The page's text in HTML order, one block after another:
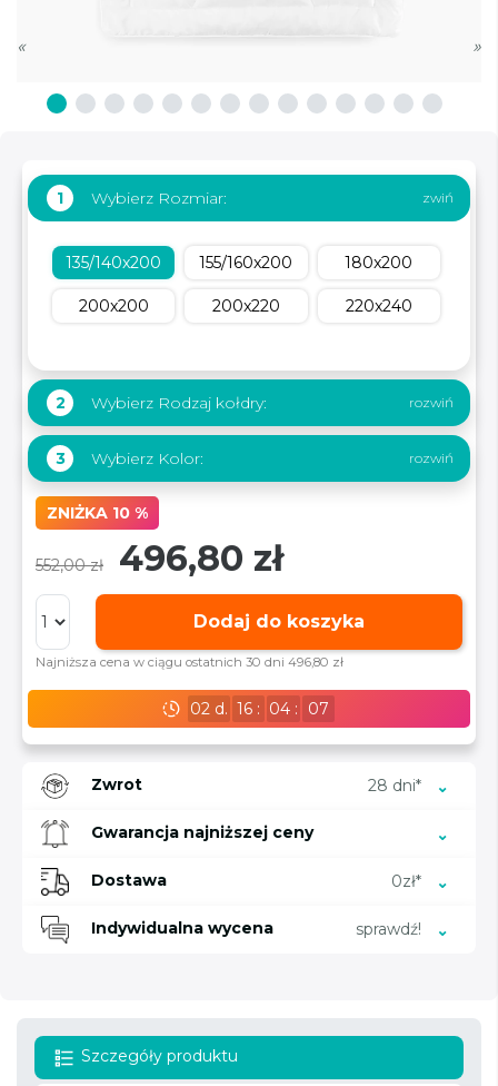
« »
1 Wybierz Rozmiar:
135/140x200 155/160x200 180x200
200x200 200x220 220x240
2 Wybierz Rodzaj kołdry:
3 Wybierz Kolor:
ZNIŻKA 10 %
552,00 zł 496,80 zł
Dodaj do koszyka
Najniższa cena w ciągu ostatnich 30 dni 496,80 zł
02d. 16: 04: 06
Zwrot 28 dni*
Gwarancja najniższej ceny
Dostawa 0zł*
Indywidualna wycena sprawdź!
Szczegóły produktu